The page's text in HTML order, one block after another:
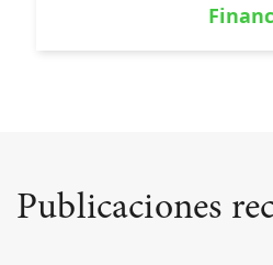
Publicaciones